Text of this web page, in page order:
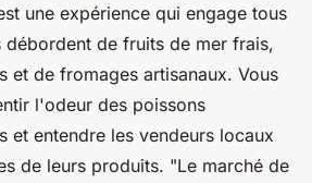
une expérience qui engage tous
débordent de fruits de mer frais,
et de fromages artisanaux. Vous
l'odeur des poissons
et entendre les vendeurs locaux
de leurs produits. "Le marché de